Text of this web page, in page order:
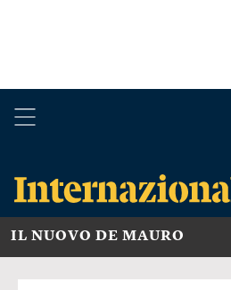
IL NUOVO DE MAURO